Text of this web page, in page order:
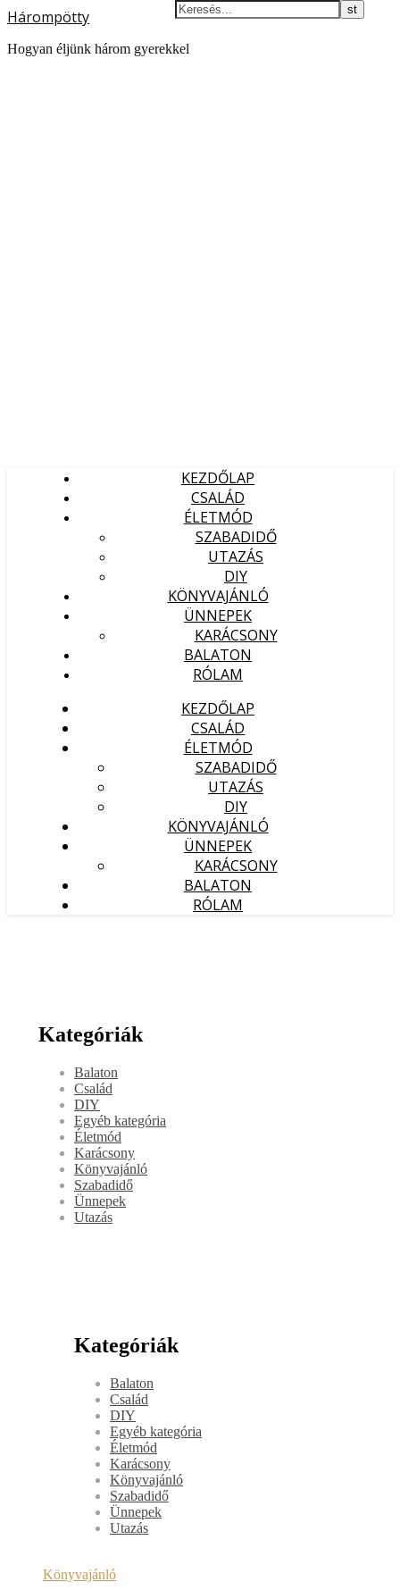
Hárompötty
Hogyan éljünk három gyerekkel
KEZDŐLAP
CSALÁD
ÉLETMÓD
SZABADIDŐ
UTAZÁS
DIY
KÖNYVAJÁNLÓ
ÜNNEPEK
KARÁCSONY
BALATON
RÓLAM
KEZDŐLAP
CSALÁD
ÉLETMÓD
SZABADIDŐ
UTAZÁS
DIY
KÖNYVAJÁNLÓ
ÜNNEPEK
KARÁCSONY
BALATON
RÓLAM
Kategóriák
Balaton
Család
DIY
Egyéb kategória
Életmód
Karácsony
Könyvajánló
Szabadidő
Ünnepek
Utazás
Kategóriák
Balaton
Család
DIY
Egyéb kategória
Életmód
Karácsony
Könyvajánló
Szabadidő
Ünnepek
Utazás
Könyvajánló